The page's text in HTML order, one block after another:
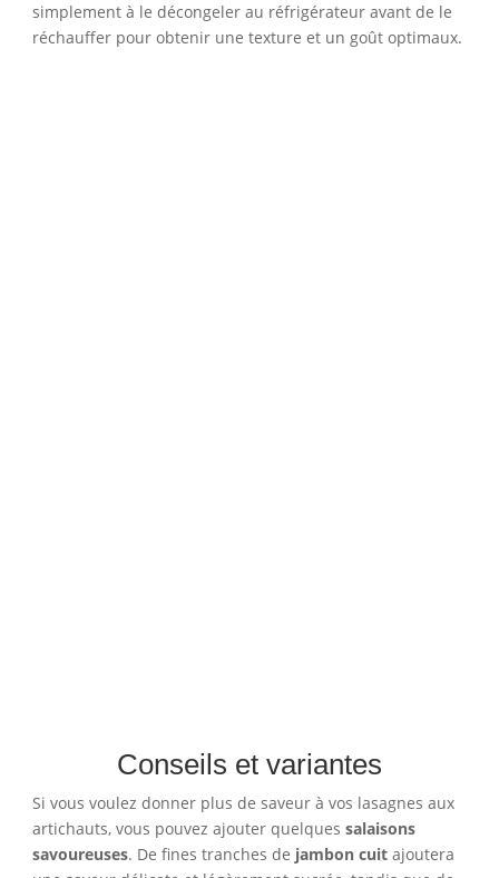
simplement à le décongeler au réfrigérateur avant de le
réchauffer pour obtenir une texture et un goût optimaux.
Conseils et variantes
Si vous voulez donner plus de saveur à vos lasagnes aux
artichauts, vous pouvez ajouter quelques salaisons
savoureuses. De fines tranches de jambon cuitajoutera